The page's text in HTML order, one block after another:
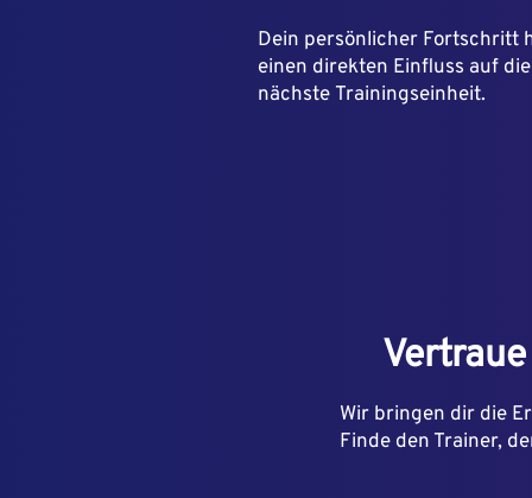
Dein persönlicher Fortschritt
einen direkten Einfluss auf die
nächste Trainingseinheit.
Wir bringen dir die
Finde den Trainer,